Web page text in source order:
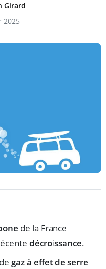
Girard
2025
de la France
décroissance.
de gaz à effet de serre